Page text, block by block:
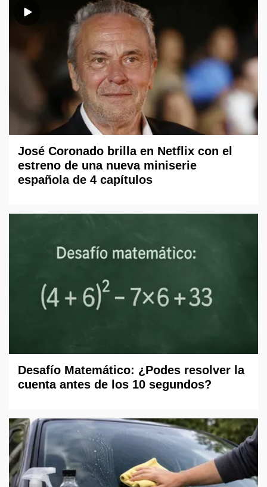
José Coronado brilla en Netflix con el
estreno de una nueva miniserie
española de 4 capítulos
Desafío Matemático: ¿Podes resolver la
cuenta antes de los 10 segundos?